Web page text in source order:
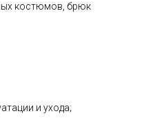
костюмов, брюк
и ухода;